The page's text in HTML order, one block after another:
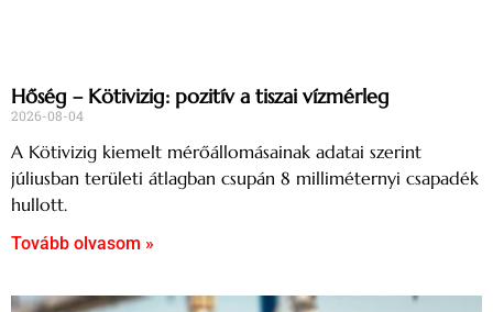
Hőség – Kötivizig: pozitív a tiszai vízmérleg
2026-08-04
A Kötivizig kiemelt mérőállomásainak adatai szerint
júliusban területi átlagban csupán 8 milliméternyi csapadék
hullott.
Tovább olvasom »